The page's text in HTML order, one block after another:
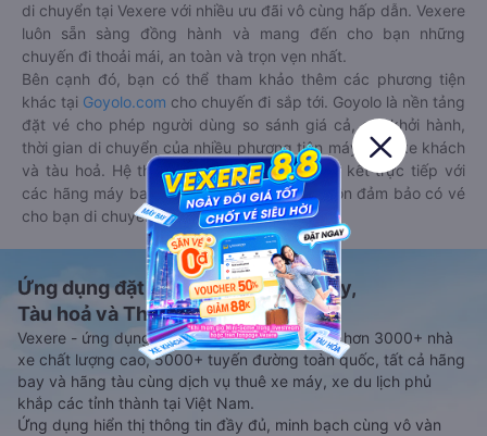
di chuyển tại Vexere với nhiều ưu đãi vô cùng hấp dẫn. Vexere
luôn sẵn sàng đồng hành và mang đến cho bạn những
chuyến đi thoải mái, an toàn và trọn vẹn nhất.
Bên cạnh đó, bạn có thể tham khảo thêm các phương tiện
khác tại Goyolo.com cho chuyến đi sắp tới. Goyolo là nền tảng
đặt vé cho phép người dùng so sánh giá cả, giờ khởi hành,
thời gian di chuyển của nhiều phương tiện máy bay, xe khách
và tàu hoả. Hệ thống của Goyolo được liên kết trực tiếp với
các hãng máy bay, xe khách và tàu hoả, luôn đảm bảo có vé
cho bạn di chuyển.
Ứng dụng đặt vé Xe khách, Máy bay,
Tàu hoả và Thuê xe
Vexere - ứng dụng đặt vé đa phương tiện với hơn 3000+ nhà
xe chất lượng cao, 5000+ tuyến đường toàn quốc, tất cả hãng
bay và hãng tàu cùng dịch vụ thuê xe máy, xe du lịch phủ
khắp các tỉnh thành tại Việt Nam.
Ứng dụng hiển thị thông tin đầy đủ, minh bạch cùng vô vàn